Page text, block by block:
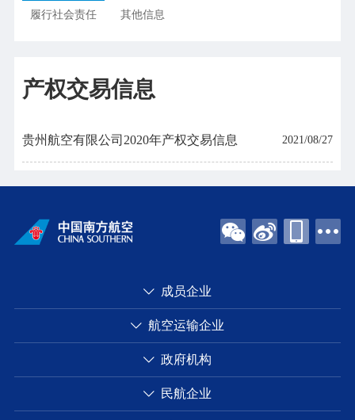
履行社会责任 其他信息
产权交易信息
贵州航空有限公司2020年产权交易信息 2021/08/27
成员企业
航空运输企业
政府机构
民航企业